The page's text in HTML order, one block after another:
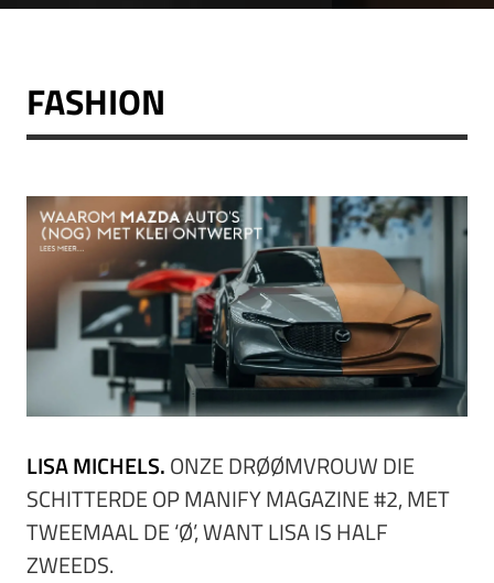
FASHION
LISA MICHELS.ONZE DRØØMVROUW DIE
SCHITTERDE OP MANIFY MAGAZINE #2, MET
TWEEMAAL DE ‘Ø’, WANT LISA IS HALF
ZWEEDS.